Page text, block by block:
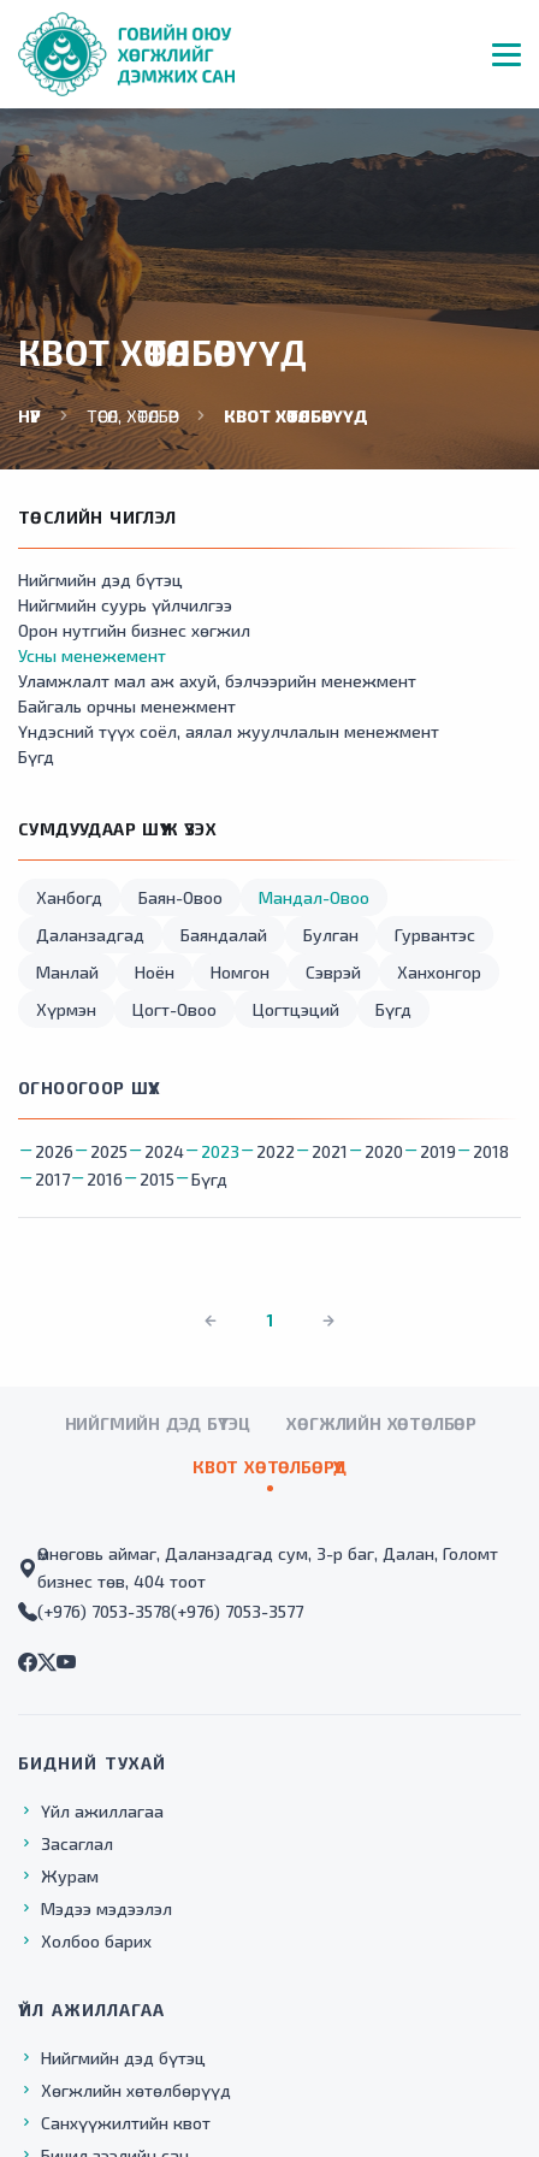
КВОТ ХӨТӨЛБӨРҮҮД
НҮҮР ТӨСӨЛ, ХӨТӨЛБӨР КВОТ ХӨТӨЛБӨРҮҮД
ТӨСЛИЙН ЧИГЛЭЛ
Нийгмийн дэд бүтэц
Нийгмийн суурь үйлчилгээ
Орон нутгийн бизнес хөгжил
Усны менежемент
Уламжлалт мал аж ахуй, бэлчээрийн менежмент
Байгаль орчны менежмент
Үндэсний түүх соёл, аялал жуулчлалын менежмент
Бүгд
СУМДУУДААР ШҮҮЖ ҮЗЭХ
Ханбогд Баян-Овоо
Мандал-Овоо
Даланзадгад
Баяндалай Булган
Гурвантэс
Манлай
Ноён Номгон Сэврэй
Ханхонгор
Хүрмэн
Цогт-Овоо Цогтцэций Бүгд
ОГНООГООР ШҮҮХ
2026 2025 2024 2023 2022 2021 2020 2019
2018
2017
2016 2015 Бүгд
1
НИЙГМИЙН ДЭД БҮТЭЦ ХӨГЖЛИЙН ХӨТӨЛБӨР
КВОТ ХӨТӨЛБӨРҮҮД
Өмнөговь аймаг, Даланзадгад сум, 3-р баг, Далан, Голомт
бизнес төв, 404 тоот
(+976) 7053-3578(+976) 7053-3577
БИДНИЙ ТУХАЙ
Үйл ажиллагаа
Засаглал
Журам
Мэдээ мэдээлэл
Холбоо барих
ҮЙЛ АЖИЛЛАГАА
Нийгмийн дэд бүтэц
Хөгжлийн хөтөлбөрүүд
Санхүүжилтийн квот